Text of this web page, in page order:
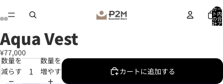
カー
ト内
の合
計ア
イテ
画
像
を
全
画
Aqua Vest
¥77,000
数量を
減らす
数量を
増やす
カートに追加する